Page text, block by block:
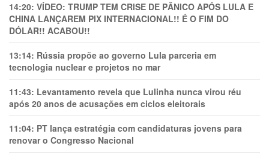
14:20: VÍDEO: TRUMP TEM CRlSE DE PÂNlCO APÓS LULA E
CHINA LANÇAREM PIX INTERNACIONAL!! É O FIM DO
DÓLAR!! ACABOU!!
13:14: Rússia propõe ao governo Lula parceria em
tecnologia nuclear e projetos no mar
11:43: Levantamento revela que Lulinha nunca virou réu
após 20 anos de acusações em ciclos eleitorais
11:04: PT lança estratégia com candidaturas jovens para
renovar o Congresso Nacional